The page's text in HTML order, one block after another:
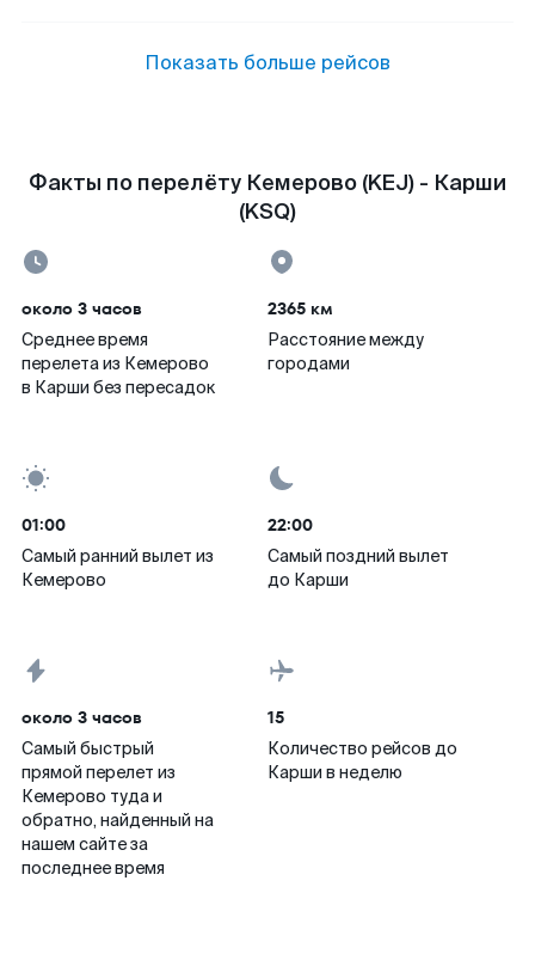
Показать больше рейсов
Факты по перелёту Кемерово (KEJ) - Карши
(KSQ)
около 3 часов
Среднее время
перелета из Кемерово
в Карши без пересадок
2365 км
Расстояние между
городами
01:00
Самый ранний вылет из
Кемерово
22:00
Самый поздний вылет
до Карши
около 3 часов
Самый быстрый
прямой перелет из
Кемерово туда и
обратно, найденный на
нашем сайте за
последнее время
15
Количество рейсов до
Карши в неделю